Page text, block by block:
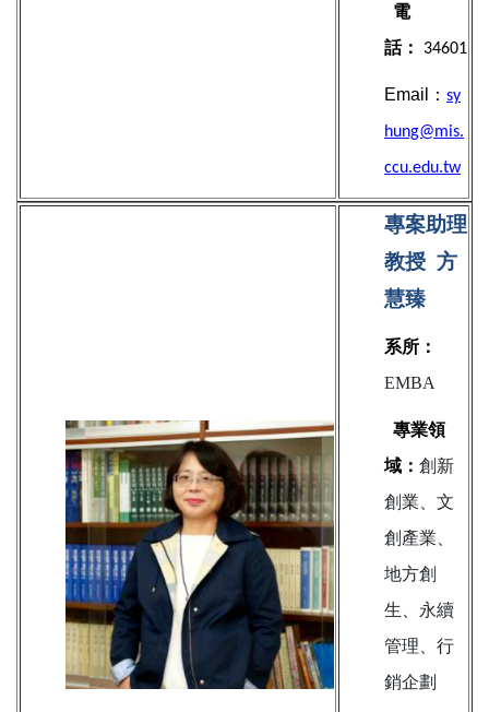
電
話：
34601
Email： sy
hung@mis.
ccu.edu.tw
專案助理
教授 方
慧臻
系所：
EMBA
專業領
域： 創新
創業、文
創產業、
地方創
生、永續
管理、行
銷企劃